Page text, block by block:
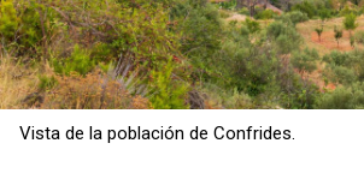
Vista de la población de Confrides.